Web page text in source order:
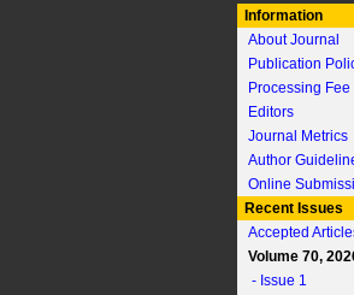
Information
About Journal
Publication
Processing Fee
Editors
Journal Metrics
Author
Online
Recent Issues
Accepted
Volume 70,
- Issue 1